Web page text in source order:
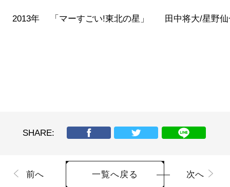
2013年 「マーすごい!東北の星」 田中将大/星野
SHARE:
前へ 一覧へ戻る 次へ